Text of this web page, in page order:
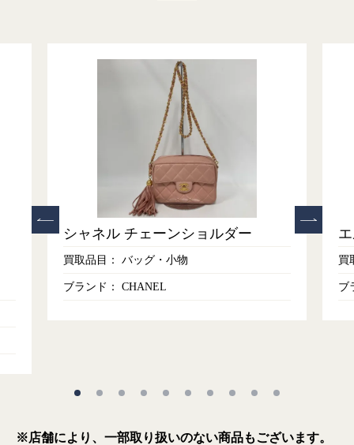
シャネル チェーンショルダー
買取品目： バッグ・小物
ブランド： CHANEL
買
ブ
※店舗により、一部取り扱いのない商品もございます。